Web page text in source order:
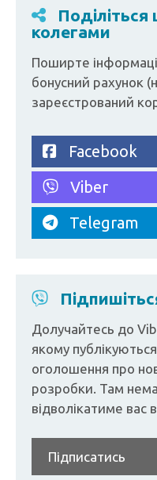
Поділіться
колегами
Поширте
бонусний рахунок
зареєстрований
Facebook
Viber
Telegram
Долучайтесь до
якому
оголошення про
розробки. Там
відволікатиме вас
Підписатись